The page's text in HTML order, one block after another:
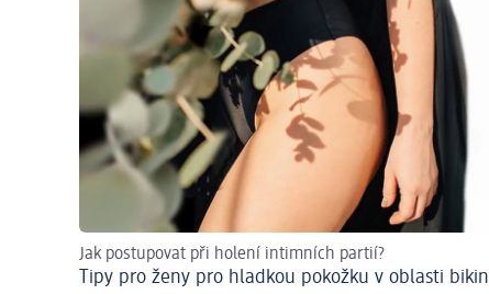
Jak postupovat při holení intimních partií?
Tipy pro ženy pro hladkou pokožku v oblasti bikin